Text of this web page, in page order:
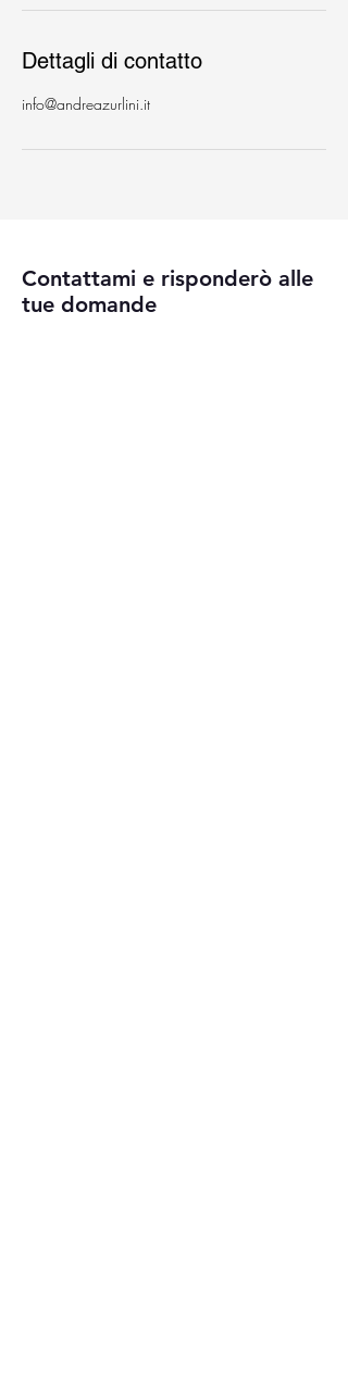
Dettagli di contatto
info@andreazurlini.it
Contattami e risponderò alle
tue domande